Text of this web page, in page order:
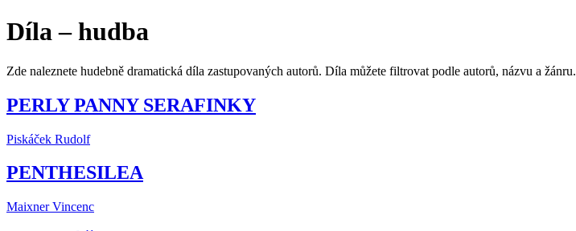
Díla – hudba
Zde naleznete hudebně dramatická díla zastupovaných autorů. Díla můžete filtrovat podle autorů, názvu a žánru.
PERLY PANNY SERAFINKY
Piskáček Rudolf
PENTHESILEA
Maixner Vincenc